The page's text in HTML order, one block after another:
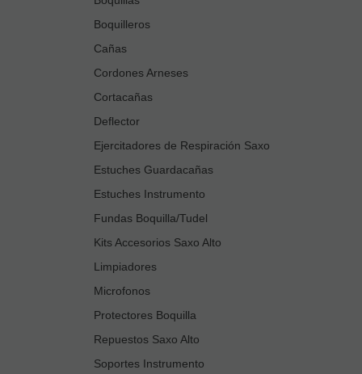
Boquilleros
Cañas
Cordones Arneses
Cortacañas
Deflector
Ejercitadores de Respiración Saxo
Estuches Guardacañas
Estuches Instrumento
Fundas Boquilla/Tudel
Kits Accesorios Saxo Alto
Limpiadores
Microfonos
Protectores Boquilla
Repuestos Saxo Alto
Soportes Instrumento